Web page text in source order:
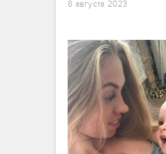
8 августа 2023